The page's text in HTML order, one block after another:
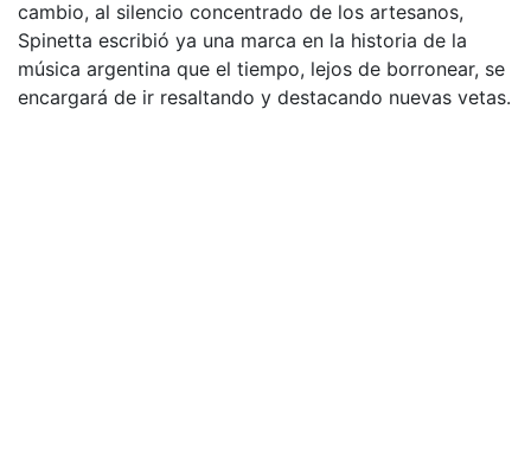
cambio, al silencio concentrado de los artesanos,
Spinetta escribió ya una marca en la historia de la
música argentina que el tiempo, lejos de borronear, se
encargará de ir resaltando y destacando nuevas vetas.